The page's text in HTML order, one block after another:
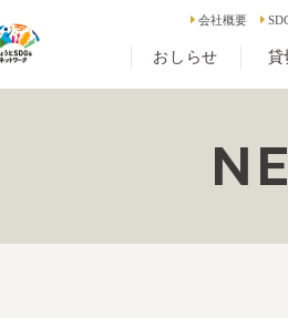
おしらせ 貸
会社概要